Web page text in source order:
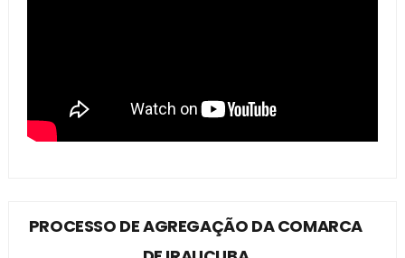
PROCESSO DE AGREGAÇÃO DA COMARCA